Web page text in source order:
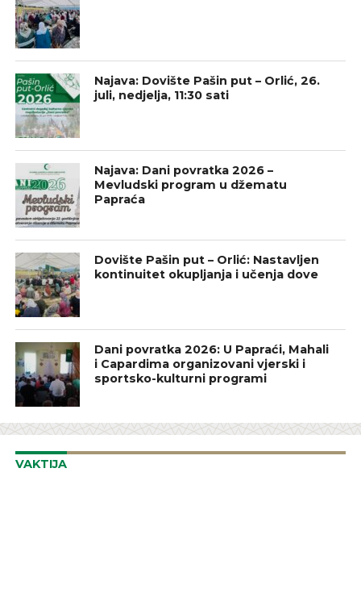
Najava: Dovište Pašin put – Orlić, 26.
juli, nedjelja, 11:30 sati
Najava: Dani povratka 2026 –
Mevludski program u džematu
Papraća
Dovište Pašin put – Orlić: Nastavljen
kontinuitet okupljanja i učenja dove
Dani povratka 2026: U Papraći, Mahali
i Capardima organizovani vjerski i
sportsko-kulturni programi
VAKTIJA